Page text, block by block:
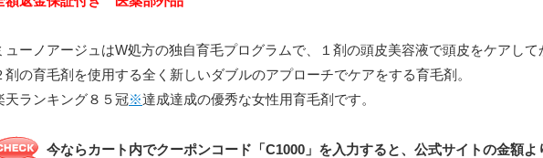
ューノアージュはW処方の独自育毛プログラムで、１剤の頭皮美容液で頭皮をケアして
剤の育毛剤を使用する全く新しいダブルのアプローチでケアをする育毛剤。
天ランキング８５冠※達成達成の優秀な女性用育毛剤です。
今ならカート内でクーポンコード「C1000」を入力すると、公式サイトの金額よ